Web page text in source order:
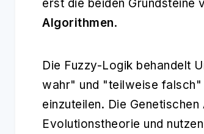
erst die beiden Grundsteine
Algorithmen.
Die Fuzzy-Logik behandelt
wahr" und "teilweise
einzuteilen. Die
Evolutionstheorie und